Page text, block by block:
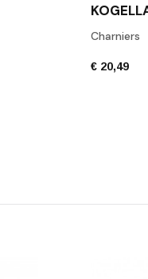
Charniers
€ 20,49